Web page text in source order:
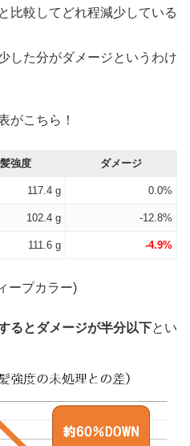
比較してどれ程減少している
した分がダメージというわけ
がこちら！
強度 ダメージ
117.4 g 0.0%
102.4 g -12.8%
111.6 g -4.9%
ープカラー)
るとダメージが半分以下とい